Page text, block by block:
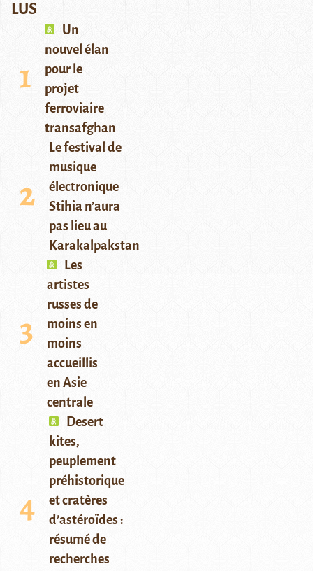
LUS
Un
nouvel élan
pour le
projet
ferroviaire
transafghan
Le festival de
musique
électronique
Stihia n’aura
pas lieu au
Karakalpakstan
Les
artistes
russes de
moins en
moins
accueillis
en Asie
centrale
Desert
kites,
peuplement
préhistorique
et cratères
d’astéroïdes :
résumé de
recherches